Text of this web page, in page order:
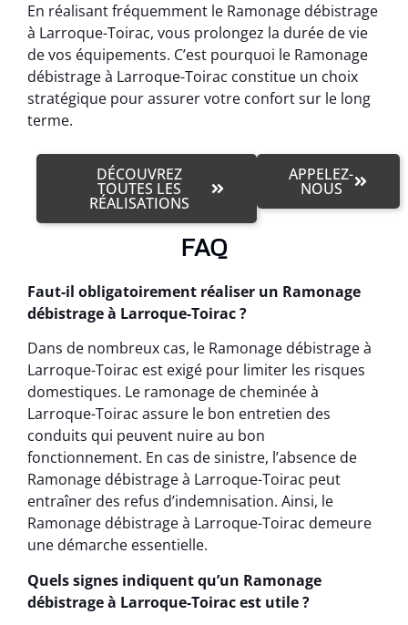
En réalisant fréquemment le Ramonage débistrage
à Larroque-Toirac, vous prolongez la durée de vie
de vos équipements. C’est pourquoi le Ramonage
débistrage à Larroque-Toirac constitue un choix
stratégique pour assurer votre confort sur le long
terme.
DÉCOUVREZ
TOUTES LES
RÉALISATIONS
APPELEZ-
NOUS
FAQ
Faut-il obligatoirement réaliser un Ramonage
débistrage à Larroque-Toirac ?
Dans de nombreux cas, le Ramonage débistrage à
Larroque-Toirac est exigé pour limiter les risques
domestiques. Le ramonage de cheminée à
Larroque-Toirac assure le bon entretien des
conduits qui peuvent nuire au bon
fonctionnement. En cas de sinistre, l’absence de
Ramonage débistrage à Larroque-Toirac peut
entraîner des refus d’indemnisation. Ainsi, le
Ramonage débistrage à Larroque-Toirac demeure
une démarche essentielle.
Quels signes indiquent qu’un Ramonage
débistrage à Larroque-Toirac est utile ?